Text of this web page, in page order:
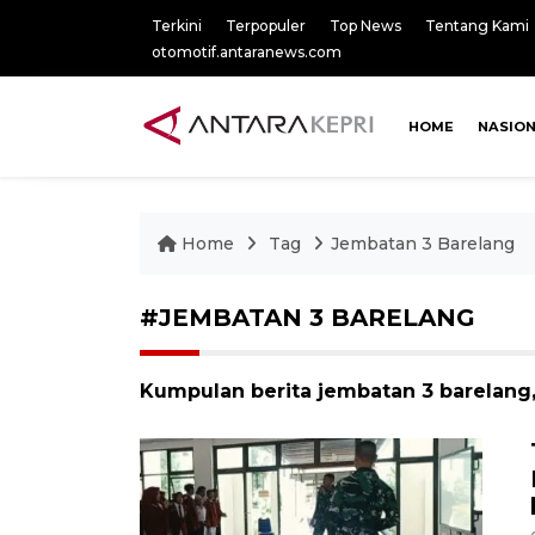
Terkini Terpopuler Top News
Tentang Kami
otomotif.antaranews.com
HOME
Home Tag Jembatan 3 Barelang
#JEMBATAN 3 BARELANG
Kumpulan berita jembatan 3